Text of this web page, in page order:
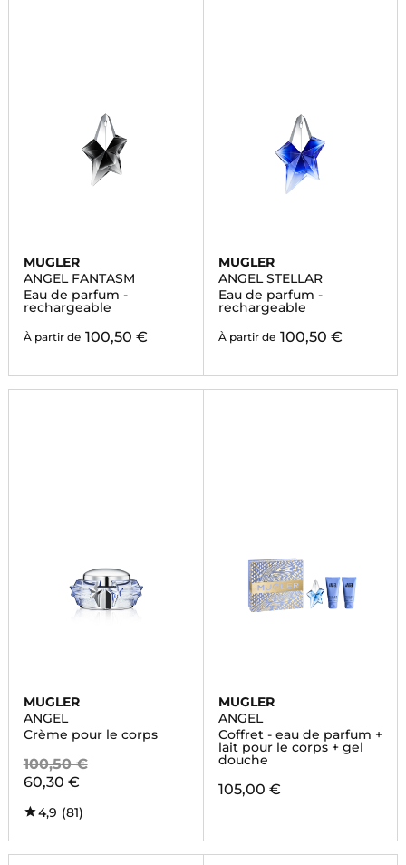
MUGLER
ANGEL FANTASM
Eau de parfum -
rechargeable
À partir de 100,50 €
MUGLER
ANGEL STELLAR
Eau de parfum -
rechargeable
À partir de 100,50 €
MUGLER
ANGEL
Crème pour le corps
100,50 €
60,30 €
4,9 (81)
MUGLER
ANGEL
Coffret - eau de parfum +
lait pour le corps + gel
douche
105,00 €